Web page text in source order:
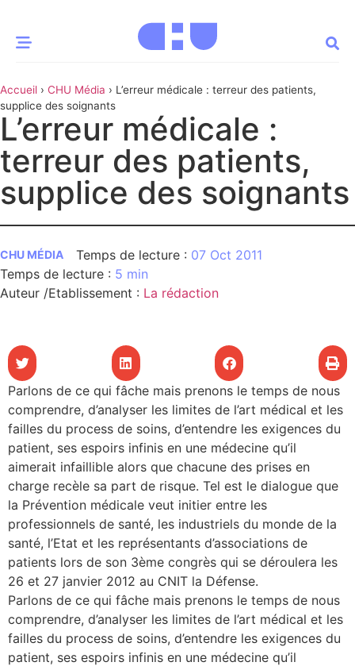
MOMENT
Innovation
& patrimoine Patient
nous
ce qu’un CHU ?
des CHU
articles
santé
santé
au CHU
Accueil › CHU Média › L’erreur médicale : terreur des patients,
supplice des soignants
L’erreur médicale :
terreur des patients,
supplice des soignants
CHU MÉDIA
07 Oct 2011
5 min
Auteur /Etablissement : La rédaction
Parlons de ce qui fâche mais prenons le temps de nous
comprendre, d’analyser les limites de l’art médical et les
failles du process de soins, d’entendre les exigences du
patient, ses espoirs infinis en une médecine qu’il
aimerait infaillible alors que chacune des prises en
charge recèle sa part de risque. Tel est le dialogue que
la Prévention médicale veut initier entre les
professionnels de santé, les industriels du monde de la
santé, l’Etat et les représentants d’associations de
patients lors de son 3ème congrès qui se déroulera les
26 et 27 janvier 2012 au CNIT la Défense.
Parlons de ce qui fâche mais prenons le temps de nous
comprendre, d’analyser les limites de l’art médical et les
failles du process de soins, d’entendre les exigences du
patient, ses espoirs infinis en une médecine qu’il